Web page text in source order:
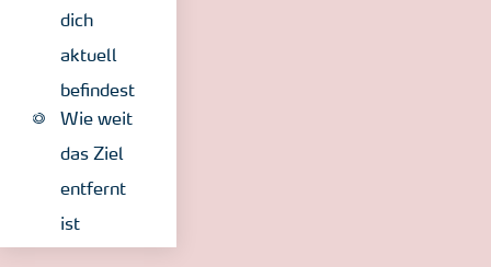
dich
aktuell
befindest
Wie weit
das Ziel
entfernt
ist